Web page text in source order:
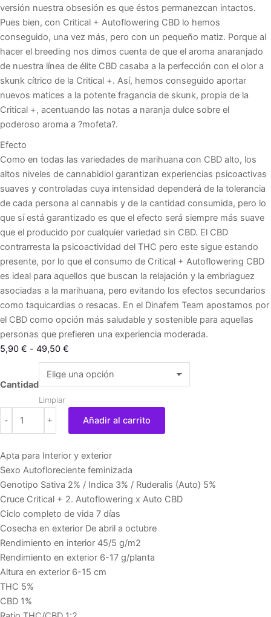
versión nuestra obsesión es que éstos permanezcan intactos.
Pues bien, con Critical + Autoflowering CBD lo hemos
conseguido, una vez más, pero con un pequeño matiz. Porque al
hacer el breeding nos dimos cuenta de que el aroma anaranjado
de nuestra línea de élite CBD casaba a la perfección con el olor a
skunk cítrico de la Critical +. Así, hemos conseguido aportar
nuevos matices a la potente fragancia de skunk, propia de la
Critical +, acentuando las notas a naranja dulce sobre el
poderoso aroma a ?mofeta?.
Efecto
Como en todas las variedades de marihuana con CBD alto, los
altos niveles de cannabidiol garantizan experiencias psicoactivas
suaves y controladas cuya intensidad dependerá de la tolerancia
de cada persona al cannabis y de la cantidad consumida, pero lo
que sí está garantizado es que el efecto será siempre más suave
que el producido por cualquier variedad sin CBD. El CBD
contrarresta la psicoactividad del THC pero este sigue estando
presente, por lo que el consumo de Critical + Autoflowering CBD
es ideal para aquellos que buscan la relajación y la embriaguez
asociadas a la marihuana, pero evitando los efectos secundarios
como taquicardias o resacas. En el Dinafem Team apostamos por
el CBD como opción más saludable y sostenible para aquellas
personas que prefieren una experiencia moderada.
5,90 € - 49,50 €
de
precios:
5,90 €
hasta
49,50 €
Cantidad
Limpiar
-
Critical
cantidad
+ Añadir al carrito
Apta para Interior y exterior
Sexo Autofloreciente feminizada
Genotipo Sativa 2% / Indica 3% / Ruderalis (Auto) 5%
Cruce Critical + 2. Autoflowering x Auto CBD
Ciclo completo de vida 7 días
Cosecha en exterior De abril a octubre
Rendimiento en interior 45/5 g/m2
Rendimiento en exterior 6-17 g/planta
Altura en exterior 6-15 cm
THC 5%
CBD 1%